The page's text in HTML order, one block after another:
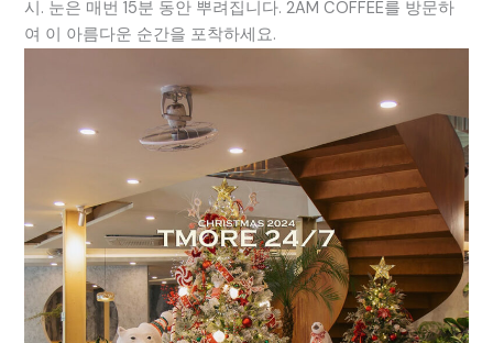
시. 눈은 매번 15분 동안 뿌려집니다. 2AM COFFEE를 방문하
여 이 아름다운 순간을 포착하세요.